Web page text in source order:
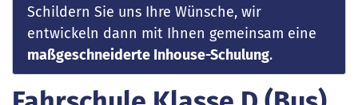
Schildern Sie uns Ihre Wünsche, wir
entwickeln dann mit Ihnen gemeinsam eine
maßgeschneiderte Inhouse-Schulung.